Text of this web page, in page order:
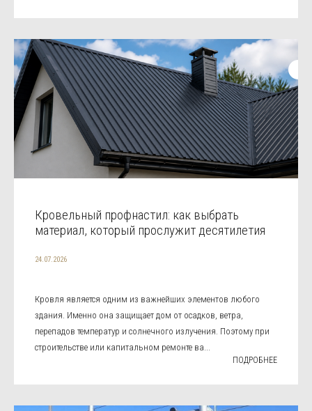
Кровельный профнастил: как выбрать
материал, который прослужит десятилетия
24.07.2026
Кровля является одним из важнейших элементов любого
здания. Именно она защищает дом от осадков, ветра,
перепадов температур и солнечного излучения. Поэтому при
строительстве или капитальном ремонте ва...
ПОДРОБНЕЕ